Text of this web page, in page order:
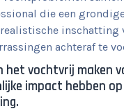
die een
inschatting
achteraf te
het vochtvrij maken
impact hebben